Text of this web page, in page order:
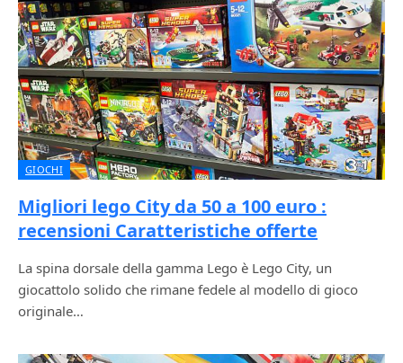
GIOCHI
Migliori lego City da 50 a 100 euro :
recensioni Caratteristiche offerte
La spina dorsale della gamma Lego è Lego City, un
giocattolo solido che rimane fedele al modello di gioco
originale…